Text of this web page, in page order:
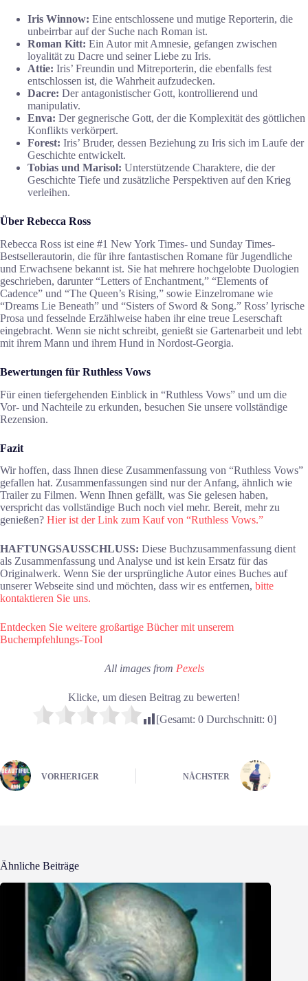
Iris Winnow: Eine entschlossene und mutige Reporterin, die
unbeirrbar auf der Suche nach Roman ist.
Roman Kitt: Ein Autor mit Amnesie, gefangen zwischen
loyalität zu Dacre und seiner Liebe zu Iris.
Attie: Iris’ Freundin und Mitreporterin, die ebenfalls fest
entschlossen ist, die Wahrheit aufzudecken.
Dacre: Der antagonistischer Gott, kontrollierend und
manipulativ.
Enva: Der gegnerische Gott, der die Komplexität des göttlichen
Konflikts verkörpert.
Forest: Iris’ Bruder, dessen Beziehung zu Iris sich im Laufe der
Geschichte entwickelt.
Tobias und Marisol: Unterstützende Charaktere, die der
Geschichte Tiefe und zusätzliche Perspektiven auf den Krieg
verleihen.
Über Rebecca Ross
Rebecca Ross ist eine #1 New York Times- und Sunday Times-
Bestsellerautorin, die für ihre fantastischen Romane für Jugendliche
und Erwachsene bekannt ist. Sie hat mehrere hochgelobte Duologien
geschrieben, darunter “Letters of Enchantment,” “Elements of
Cadence” und “The Queen’s Rising,” sowie Einzelromane wie
“Dreams Lie Beneath” und “Sisters of Sword & Song.” Ross’ lyrische
Prosa und fesselnde Erzählweise haben ihr eine treue Leserschaft
eingebracht. Wenn sie nicht schreibt, genießt sie Gartenarbeit und lebt
mit ihrem Mann und ihrem Hund in Nordost-Georgia.
Bewertungen für Ruthless Vows
Für einen tiefergehenden Einblick in “Ruthless Vows” und um die
Vor- und Nachteile zu erkunden, besuchen Sie unsere vollständige
Rezension.
Fazit
Wir hoffen, dass Ihnen diese Zusammenfassung von “Ruthless Vows”
gefallen hat. Zusammenfassungen sind nur der Anfang, ähnlich wie
Trailer zu Filmen. Wenn Ihnen gefällt, was Sie gelesen haben,
verspricht das vollständige Buch noch viel mehr. Bereit, mehr zu
genießen? Hier ist der Link zum Kauf von “Ruthless Vows.”
HAFTUNGSAUSSCHLUSS: Diese Buchzusammenfassung dient
als Zusammenfassung und Analyse und ist kein Ersatz für das
Originalwerk. Wenn Sie der ursprüngliche Autor eines Buches auf
unserer Webseite sind und möchten, dass wir es entfernen, bitte
kontaktieren Sie uns.
Entdecken Sie weitere großartige Bücher mit unserem
Buchempfehlungs-Tool
All images from Pexels
Klicke, um diesen Beitrag zu bewerten!
[Gesamt: 0Durchschnitt: 0]
VORHERIGER NÄCHSTER
Ähnliche Beiträge